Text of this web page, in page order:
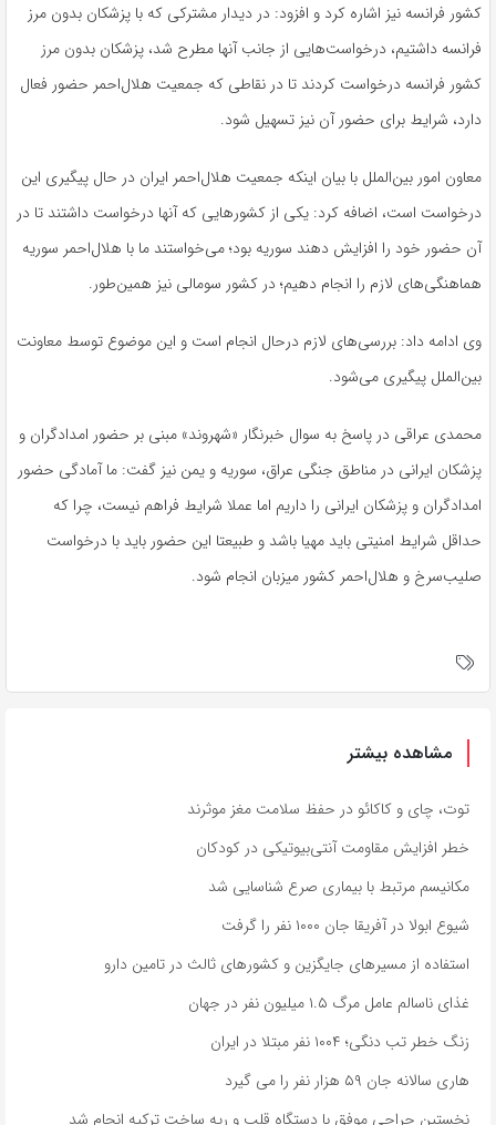
کشور فرانسه نیز اشاره کرد و افزود: در دیدار مشترکی که با پزشکان بدون مرز
فرانسه داشتیم، درخواست‌هایی از جانب آنها مطرح شد، پزشکان بدون مرز
کشور فرانسه درخواست کردند تا در نقاطی که جمعیت هلال‌احمر حضور فعال
دارد، شرایط برای حضور آن نیز تسهیل شود.
معاون امور بین‌الملل با بیان اینکه جمعیت هلال‌احمر ایران در حال پیگیری این
درخواست است، اضافه کرد: یکی از کشورهایی که آنها درخواست داشتند تا در
آن حضور خود را افزایش دهند سوریه بود؛ می‌خواستند ما با هلال‌احمر سوریه
هماهنگی‌های لازم را انجام دهیم؛ در کشور سومالی نیز همین‌طور.
وی ادامه داد: بررسی‌های لازم درحال انجام است و این موضوع توسط معاونت
بین‌الملل پیگیری می‌شود.
محمدی عراقی در پاسخ به سوال خبرنگار «شهروند» مبنی بر حضور امدادگران و
پزشکان ایرانی در مناطق جنگی عراق، سوریه و یمن نیز گفت: ما آمادگی حضور
امدادگران و پزشکان ایرانی را داریم اما عملا شرایط فراهم نیست، چرا که
حداقل شرایط امنیتی باید مهیا باشد و طبیعتا این حضور باید با درخواست
صلیب‌سرخ و هلال‌احمر کشور میزبان انجام شود.
مشاهده بیشتر
توت، چای و کاکائو در حفظ سلامت مغز موثرند
خطر افزایش مقاومت آنتی‌بیوتیکی در کودکان
مکانیسم مرتبط با بیماری صرع شناسایی شد
شیوع ابولا در آفریقا جان ۱۰۰۰ نفر را گرفت
استفاده از مسیرهای جایگزین و کشورهای ثالث در تامین دارو
غذای ناسالم عامل مرگ ۱.۵ میلیون نفر در جهان
زنگ خطر تب دنگی؛ ۱۰۰۴ نفر مبتلا در ایران
هاری سالانه جان ۵۹ هزار نفر را می گیرد
نخستین جراحی موفق با دستگاه قلب و ریه ساخت ترکیه انجام شد